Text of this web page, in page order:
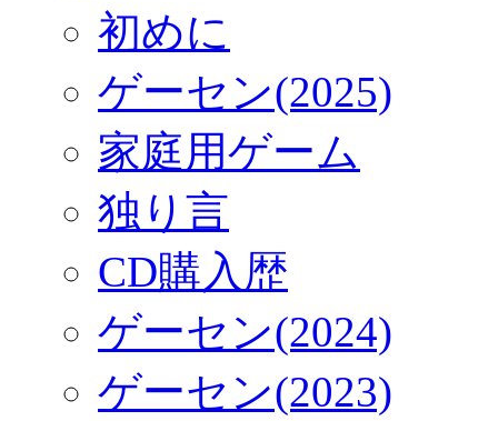
初めに
ゲーセン(2025)
家庭用ゲーム
独り言
CD購入歴
ゲーセン(2024)
ゲーセン(2023)